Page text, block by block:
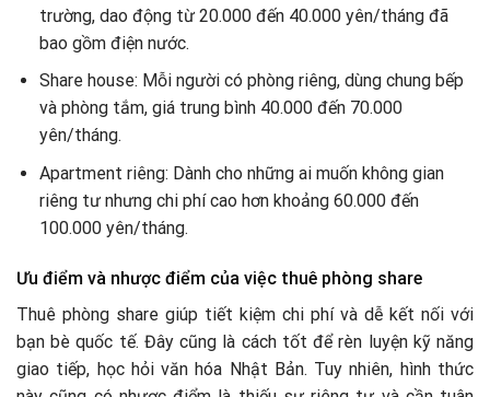
trường, dao động từ 20.000 đến 40.000 yên/tháng đã
bao gồm điện nước.
Share house: Mỗi người có phòng riêng, dùng chung bếp
và phòng tắm, giá trung bình 40.000 đến 70.000
yên/tháng.
Apartment riêng: Dành cho những ai muốn không gian
riêng tư nhưng chi phí cao hơn khoảng 60.000 đến
100.000 yên/tháng.
Ưu điểm và nhược điểm của việc thuê phòng share
Thuê phòng share giúp tiết kiệm chi phí và dễ kết nối với
bạn bè quốc tế. Đây cũng là cách tốt để rèn luyện kỹ năng
giao tiếp, học hỏi văn hóa Nhật Bản. Tuy nhiên, hình thức